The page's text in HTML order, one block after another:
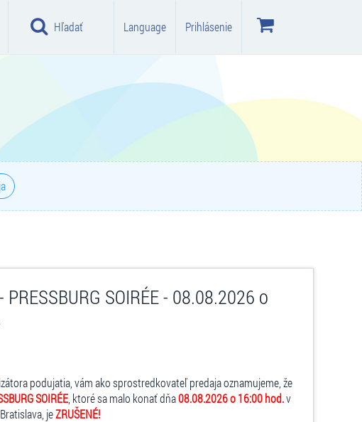
Hľadať Language Prihlásenie
PRESSBURG SOIRÉE - 08.08.2026 o
podujatia, vám ako sprostredkovateľ predaja oznamujeme, že
SOIRÉE , ktoré sa malo konať dňa08.08.2026 o 16:00 hod.v
jeZRUŠENÉ!